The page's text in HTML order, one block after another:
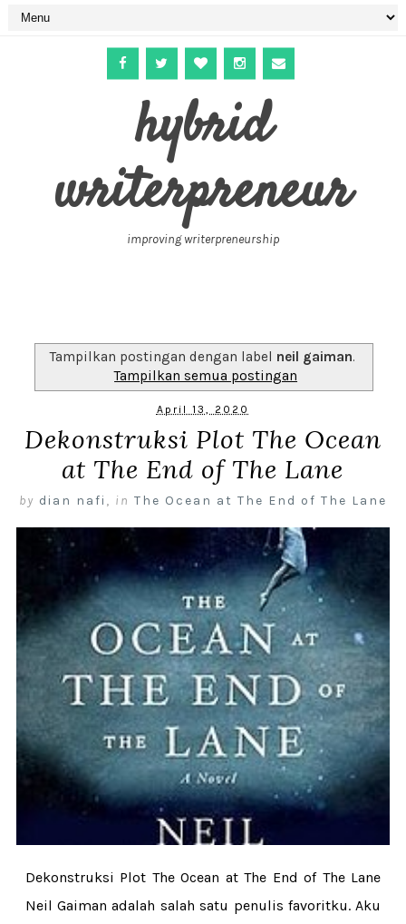
hybrid
writerpreneur
improving writerpreneurship
Tampilkan postingan dengan label neil gaiman.
Tampilkan semua postingan
April 13, 2020
Dekonstruksi Plot The Ocean
at The End of The Lane
by dian nafi , in The Ocean at The End of The Lane
Dekonstruksi Plot The Ocean at The End of The Lane
Neil Gaiman adalah salah satu penulis favoritku. Aku